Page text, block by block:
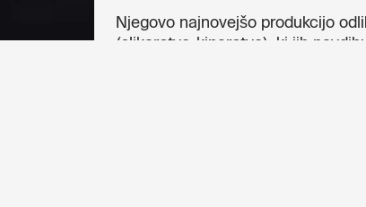
Njegovo najnovejšo produkcijo
(slikarstvo-kiparstvo), ki jih